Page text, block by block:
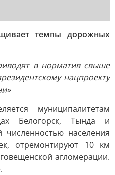
темпы дорожных
в норматив свыше
нацпроекту
муниципалитетам
Белогорск, Тында и
населения
отремонтируют 10 км
агломерации.